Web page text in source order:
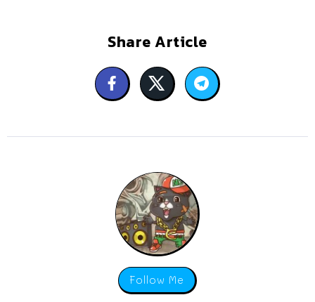
Share Article
Follow Me